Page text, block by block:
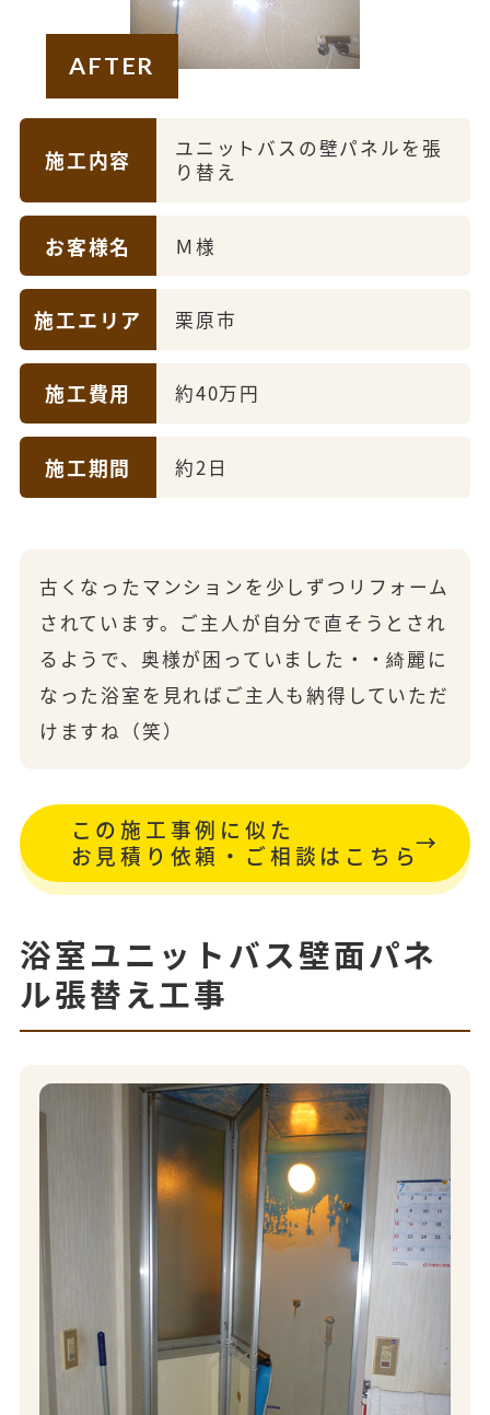
AFTER
施工内容
ユニットバスの壁パネルを張
り替え
お客様名 Ｍ様
施工エリア 栗原市
施工費用 約40万円
施工期間 約2日
古くなったマンションを少しずつリフォーム
されています。ご主人が自分で直そうとされ
るようで、奥様が困っていました・・綺麗に
なった浴室を見ればご主人も納得していただ
けますね（笑）
この施工事例に似た
お見積り依頼・ご相談はこちら
浴室ユニットバス壁面パネ
ル張替え工事